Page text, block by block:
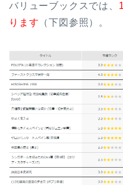
バリューブックスでは、
ります （下図参照）。